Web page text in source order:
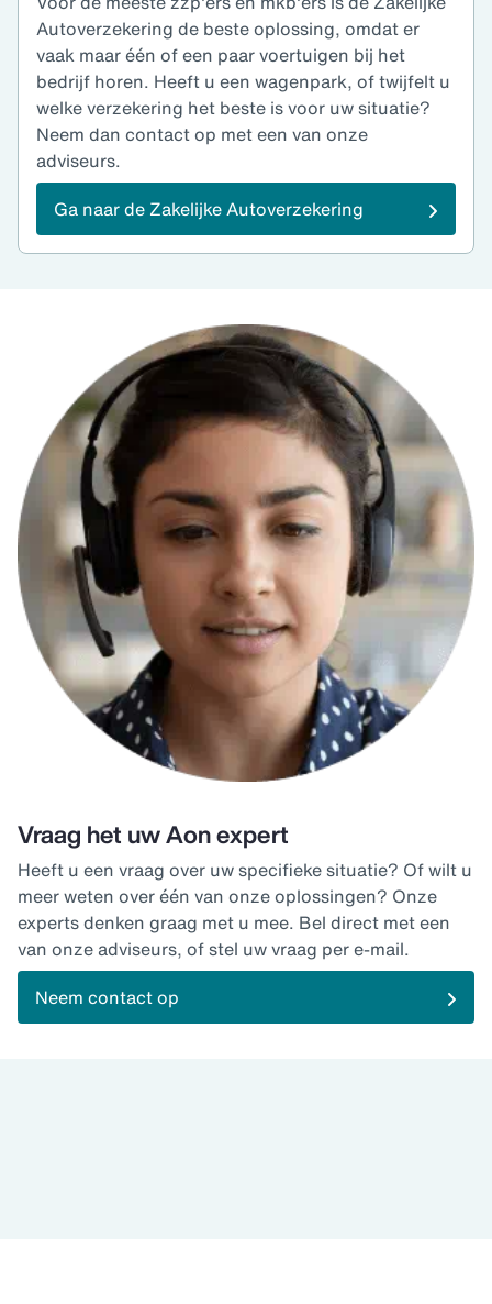
Autoverzekering de beste oplossing, omdat er
vaak maar één of een paar voertuigen bij het
bedrijf horen. Heeft u een wagenpark, of twijfelt u
welke verzekering het beste is voor uw situatie?
Neem dan contact op met een van onze
adviseurs.
Ga naar de Zakelijke Autoverzekering
Vraag het uw Aon expert
Heeft u een vraag over uw specifieke situatie? Of wilt u
meer weten over één van onze oplossingen? Onze
experts denken graag met u mee. Bel direct met een
van onze adviseurs, of stel uw vraag per e-mail.
Neem contact op